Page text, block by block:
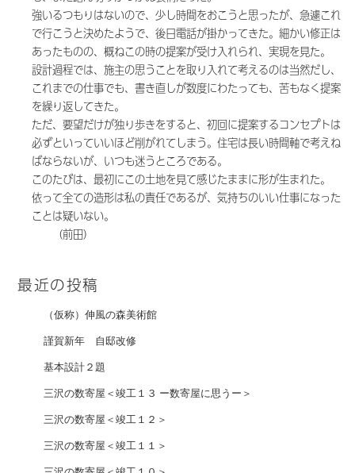
強いるつもりはないので、少し時間をおこうと思ったが、急遽これ
で行こうと決めたようで、後日電話が掛かってきた。細かい修正は
あったものの、概ねこの時の提案が受け入れられ、実現を見た。
設計過程では、施主の思うことを取り入れて考えるのは当然だし、
これまでの仕事でも、書き直しが数度にわたっても、苦もなく提案
を繰り返してきた。
ただ、要望だけが独り歩きをすると、初回に提案するコンセプトは
必ずといっていいほど削がれてしまう。住宅は長い時間軸で考えね
ばならないが、いつも迷うところである。
このたびは、最初にこの土地を見て感じたままに形が生まれた。
依って全ての造形は私の責任であるが、気持ちのいい仕事になった
ことは疑いない。
（前田）
最近の投稿
（仮称）伸風の森美術館
謹賀新年 自邸改修
基本設計２題
三沢の数寄屋＜竣工１３ ー数寄屋に思うー＞
三沢の数寄屋＜竣工１２＞
三沢の数寄屋＜竣工１１＞